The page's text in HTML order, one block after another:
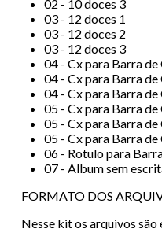
02 - 10 doces 3
03 - 12 doces 1
03 - 12 doces 2
03 - 12 doces 3
04 - Cx para Barra
04 - Cx para Barra
04 - Cx para Barra
05 - Cx para Barra
05 - Cx para Barra
05 - Cx para Barra
06 - Rotulo para
07 - Album sem
FORMATO DOS
Nesse kit os arquivos